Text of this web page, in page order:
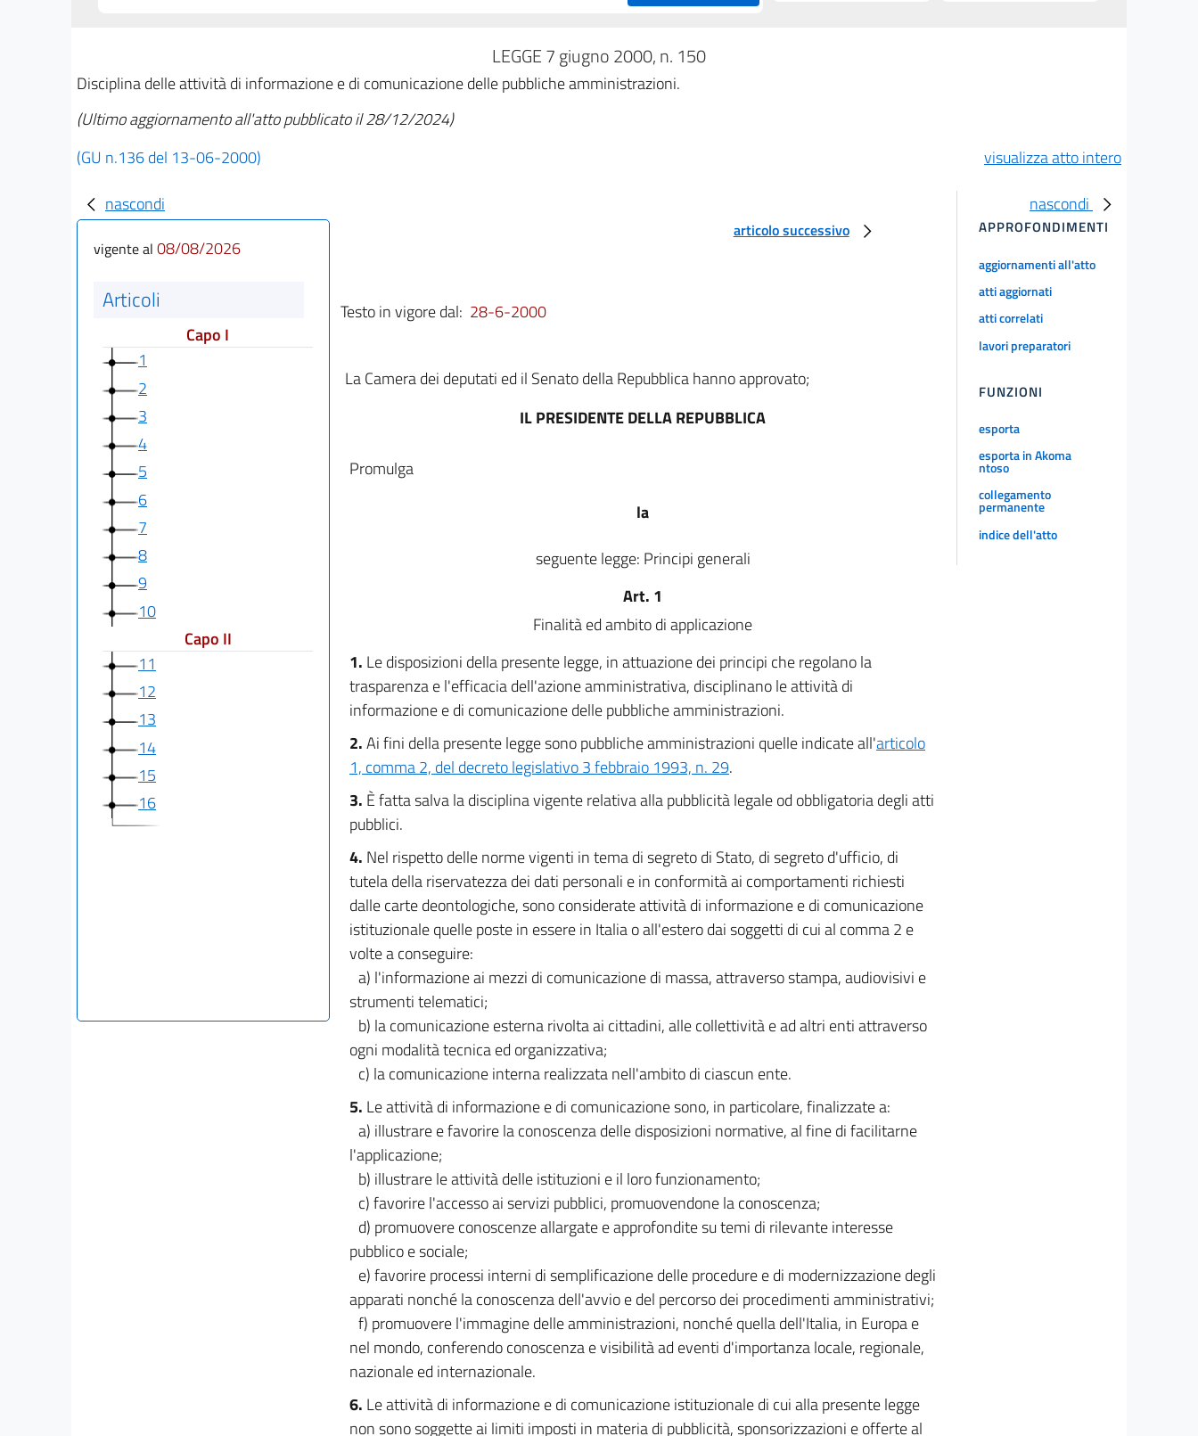
LEGGE 7 giugno 2000, n. 150
Disciplina delle attività di informazione e di comunicazione delle pubbliche amministrazioni.
(Ultimo aggiornamento all'atto pubblicato il 28/12/2024)
(GU n.136 del 13-06-2000)
visualizza atto intero
nascondi
vigente al 08/08/2026
Articoli
Capo I
1
2
3
4
5
6
7
8
9
10
Capo II
11
12
13
14
15
16
articolo successivo
Testo in vigore dal: 28-6-2000
La Camera dei deputati ed il Senato della Repubblica hanno approvato;
IL PRESIDENTE DELLA REPUBBLICA
Promulga
la
seguente legge: Principi generali
Art. 1
Finalità ed ambito di applicazione
1. Le disposizioni della presente legge, in attuazione dei principi che regolano la
trasparenza e l'efficacia dell'azione amministrativa, disciplinano le attività di
informazione e di comunicazione delle pubbliche amministrazioni.
2.Ai fini della presente legge sono pubbliche amministrazioni quelle indicate all'articolo
1, comma 2, del decreto legislativo 3 febbraio 1993, n. 29.
3. È fatta salva la disciplina vigente relativa alla pubblicità legale od obbligatoria degli atti
pubblici.
4. Nel rispetto delle norme vigenti in tema di segreto di Stato, di segreto d'ufficio, di
tutela della riservatezza dei dati personali e in conformità ai comportamenti richiesti
dalle carte deontologiche, sono considerate attività di informazione e di comunicazione
istituzionale quelle poste in essere in Italia o all'estero dai soggetti di cui al comma 2 e
volte a conseguire:
a) l'informazione ai mezzi di comunicazione di massa, attraverso stampa, audiovisivi e
strumenti telematici;
b) la comunicazione esterna rivolta ai cittadini, alle collettività e ad altri enti attraverso
ogni modalità tecnica ed organizzativa;
c) la comunicazione interna realizzata nell'ambito di ciascun ente.
5. Le attività di informazione e di comunicazione sono, in particolare, finalizzate a:
a) illustrare e favorire la conoscenza delle disposizioni normative, al fine di facilitarne
l'applicazione;
b) illustrare le attività delle istituzioni e il loro funzionamento;
c) favorire l'accesso ai servizi pubblici, promuovendone la conoscenza;
d) promuovere conoscenze allargate e approfondite su temi di rilevante interesse
pubblico e sociale;
e) favorire processi interni di semplificazione delle procedure e di modernizzazione degli
apparati nonché la conoscenza dell'avvio e del percorso dei procedimenti amministrativi;
f) promuovere l'immagine delle amministrazioni, nonché quella dell'Italia, in Europa e
nel mondo, conferendo conoscenza e visibilità ad eventi d'importanza locale, regionale,
nazionale ed internazionale.
6. Le attività di informazione e di comunicazione istituzionale di cui alla presente legge
non sono soggette ai limiti imposti in materia di pubblicità, sponsorizzazioni e offerte al
nascondi
APPROFONDIMENTI
aggiornamenti all'atto
atti aggiornati
atti correlati
lavori preparatori
FUNZIONI
esporta
esporta in Akoma
ntoso
collegamento
permanente
indice dell'atto